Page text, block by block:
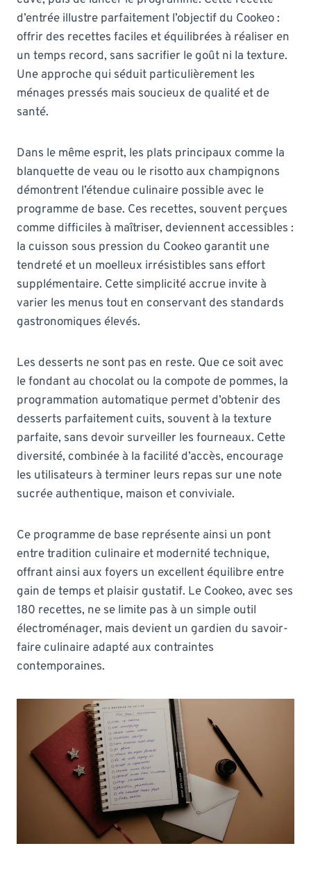
d’entrée illustre parfaitement l’objectif du Cookeo :
offrir des recettes faciles et équilibrées à réaliser en
un temps record, sans sacrifier le goût ni la texture.
Une approche qui séduit particulièrement les
ménages pressés mais soucieux de qualité et de
santé.
Dans le même esprit, les plats principaux comme la
blanquette de veau ou le risotto aux champignons
démontrent l’étendue culinaire possible avec le
programme de base. Ces recettes, souvent perçues
comme difficiles à maîtriser, deviennent accessibles :
la cuisson sous pression du Cookeo garantit une
tendreté et un moelleux irrésistibles sans effort
supplémentaire. Cette simplicité accrue invite à
varier les menus tout en conservant des standards
gastronomiques élevés.
Les desserts ne sont pas en reste. Que ce soit avec
le fondant au chocolat ou la compote de pommes, la
programmation automatique permet d’obtenir des
desserts parfaitement cuits, souvent à la texture
parfaite, sans devoir surveiller les fourneaux. Cette
diversité, combinée à la facilité d’accès, encourage
les utilisateurs à terminer leurs repas sur une note
sucrée authentique, maison et conviviale.
Ce programme de base représente ainsi un pont
entre tradition culinaire et modernité technique,
offrant ainsi aux foyers un excellent équilibre entre
gain de temps et plaisir gustatif. Le Cookeo, avec ses
180 recettes, ne se limite pas à un simple outil
électroménager, mais devient un gardien du savoir-
faire culinaire adapté aux contraintes
contemporaines.